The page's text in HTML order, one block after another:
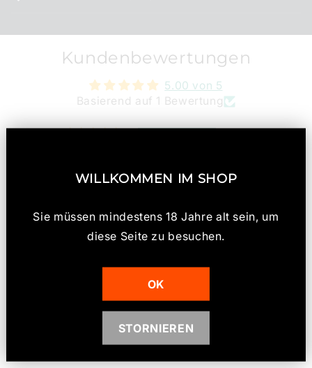
p
Kundenbewertungen
5.00 von 5
Basierend auf 1 Bewertung
0
Bewertung schreiben
Orkan Kutlay
WILLKOMMEN IM SHOP
Sie müssen mindestens 18 Jahre alt sein, um
diese Seite zu besuchen.
OK
STORNIEREN